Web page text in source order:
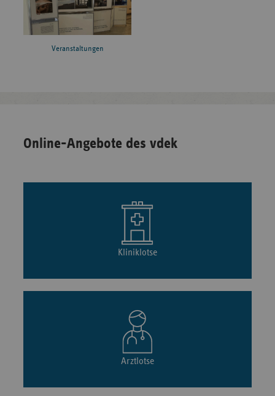
Veranstaltungen
Online-Angebote des vdek
Kliniklotse
Arztlotse